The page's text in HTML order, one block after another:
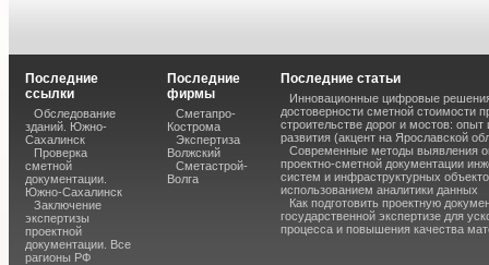
Последние
ссылки
Обследование
зданий. Южно-
Сахалинск
Проверка
сметной
документации.
Южно-Сахалинск
Заключение
экспертизы
проектной
документации. Все
рагионы РФ
Последние
фирмы
Сметапро-
Кострома
Экспертиза
Волжский
Сметастрой-
Волга
Последние статьи
Инновационные цифровые
достоверности сметной стоимости
строительстве дорог и мостов: опыт
развития (акцент на Ярославской
Современные методы выявления
проектно-сметной документации
систем и инфраструктурных
использованием аналитики данных
Как подготовить проектную
государственной экспертизе для
процесса и повышения качества